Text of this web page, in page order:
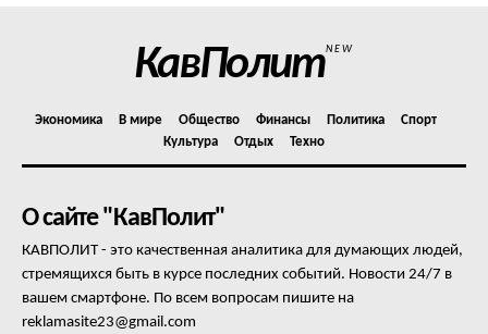
КавПолитNEW
Экономика В мире Общество Финансы Политика
Спорт
Культура
Отдых Техно
О сайте "КавПолит"
КАВПОЛИТ - это качественная аналитика для думающих людей,
стремящихся быть в курсе последних событий. Новости 24/7 в
вашем смартфоне. По всем вопросам пишите на
reklamasite23@gmail.com